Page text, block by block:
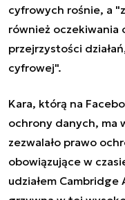
cyfrowych rośnie, a
również oczekiwania
przejrzystości
cyfrowej".
Kara, którą na
ochrony danych, ma
zezwalało prawo
obowiązujące w
udziałem Cambridge